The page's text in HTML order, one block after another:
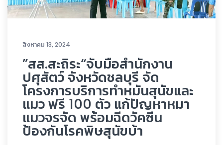
สิงหาคม 13, 2024
”สส.สะถิระ“จับมือสำนักงาน
ปศุสัตว์ จังหวัดชลบุรี จัด
โครงการบริการทำหมันสุนัขและ
แมว ฟรี 100 ตัว แก้ปัญหาหมา
แมวจรจัด พร้อมฉีดวัคซีน
ป้องกันโรคพิษสุนัขบ้า